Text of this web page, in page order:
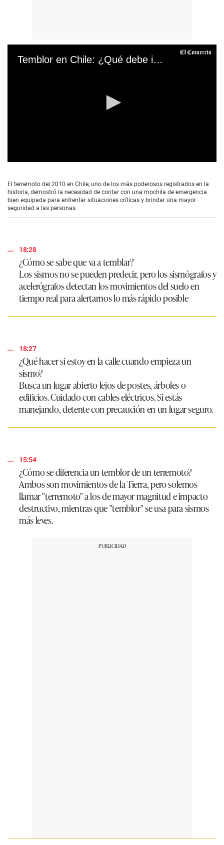
Temblor en Chile: ¿Qué debe incluir una mochila de emergencia?
e
c
o
n
m
0
El terremoto del 2010 en Chile, uno de los más poderosos registrados en la
historia, demostró la necesidad de contar con una mochila de emergencia
bien equipada para enfrentar situaciones críticas y brindar una mayor
seguridad a las personas.
18:28
¿Cómo se sabe que va a temblar?
Los sismos no se pueden predecir, pero los sismógrafos y
acelerógrafos detectan los movimientos del suelo en
tiempo real para alertarnos lo más rápido posible
18:27
¿Qué hacer si estoy en la calle cuando empieza un
sismo?
Busca un lugar abierto lejos de postes, árboles o
edificios. Cuidado con cables eléctricos. Si estás
manejando, detente con precaución en un lugar seguro.
15:54
¿Cómo se diferencia un temblor de un terremoto?
Ambos son movimientos de la Tierra, pero solemos
llamar "terremoto" a los de mayor magnitud e impacto
destructivo, mientras que "temblor" se usa para sismos
más leves.